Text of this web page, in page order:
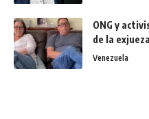
ONG y
de la
Venezuela